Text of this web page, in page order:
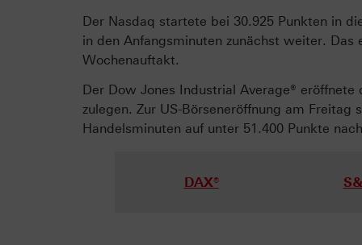
Der Nasdaq startete bei 30.925 Punkten in
in den Anfangsminuten zunächst weiter.
Wochenauftakt.
Der Dow Jones Industrial Average®
zulegen. Zur US-Börseneröffnung am
Handelsminuten auf unter 51.400 Punkte
DAX®